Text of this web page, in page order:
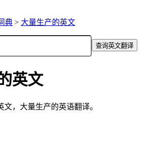
典 > 大量生产的英文
查询英文翻译
英文
文，大量生产的英语翻译。